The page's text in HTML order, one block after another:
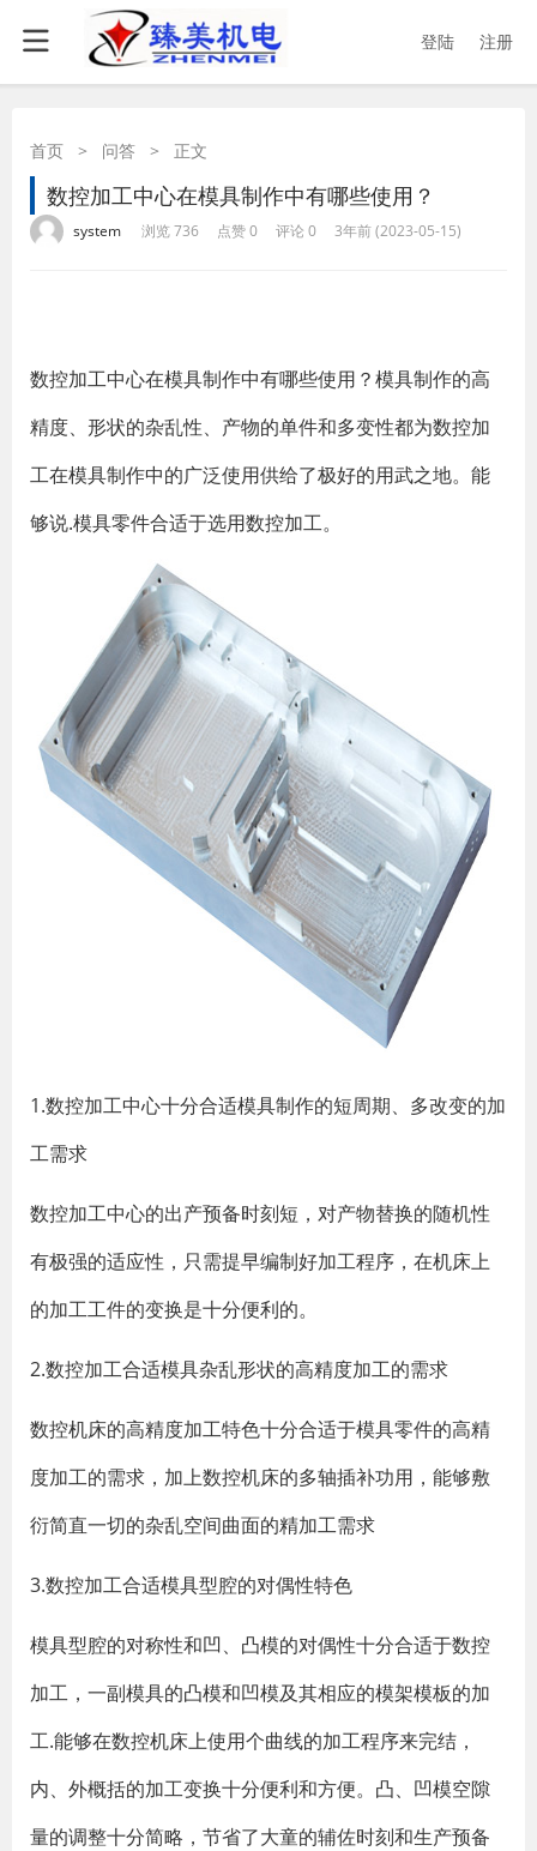
登陆 注册
首页 > 问答 > 正文
数控加工中心在模具制作中有哪些使用？
system 浏览 736 点赞 0 评论 0 3年前 (2023-05-15)
数控加工中心在模具制作中有哪些使用？模具制作的高
精度、形状的杂乱性、产物的单件和多变性都为数控加
工在模具制作中的广泛使用供给了极好的用武之地。能
够说.模具零件合适于选用数控加工。
1.数控加工中心十分合适模具制作的短周期、多改变的加
工需求
数控加工中心的出产预备时刻短，对产物替换的随机性
有极强的适应性，只需提早编制好加工程序，在机床上
的加工工件的变换是十分便利的。
2.数控加工合适模具杂乱形状的高精度加工的需求
数控机床的高精度加工特色十分合适于模具零件的高精
度加工的需求，加上数控机床的多轴插补功用，能够敷
衍简直一切的杂乱空间曲面的精加工需求
3.数控加工合适模具型腔的对偶性特色
模具型腔的对称性和凹、凸模的对偶性十分合适于数控
加工，一副模具的凸模和凹模及其相应的模架模板的加
工.能够在数控机床上使用个曲线的加工程序来完结，
内、外概括的加工变换十分便利和方便。凸、凹模空隙
量的调整十分简略，节省了大童的辅佐时刻和生产预备